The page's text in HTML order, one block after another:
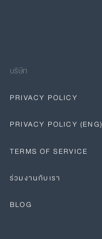
บริษัท
PRIVACY POLICY
PRIVACY POLICY (ENG)
TERMS OF SERVICE
ร่วมงานกับเรา
BLOG